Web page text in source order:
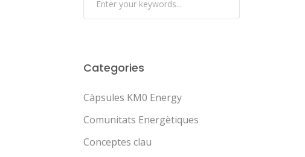
Categories
Càpsules KM0 Energy
Comunitats Energètiques
Conceptes clau